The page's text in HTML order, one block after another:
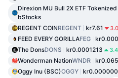
Direxion MU Bull 2X ETF Tokenized
bStocks
REGENT COINREGENT kr7.61
FEED EVERY GORILLAFEG
The DonsDONS kr0.0001213
Wonderman NationWNDR
Oggy Inu (BSC)OGGY